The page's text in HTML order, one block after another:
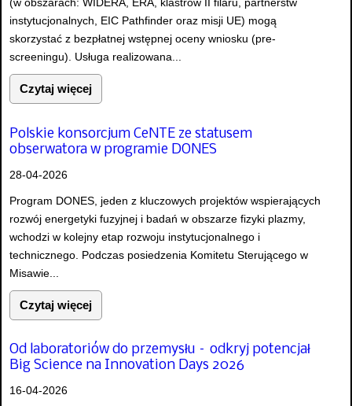
(w obszarach: WIDERA, ERA, klastrów II filaru, partnerstw
instytucjonalnych, EIC Pathfinder oraz misji UE) mogą
skorzystać z bezpłatnej wstępnej oceny wniosku (pre-
screeningu). Usługa realizowana...
Czytaj więcej
Polskie konsorcjum CeNTE ze statusem
obserwatora w programie DONES
28-04-2026
Program DONES, jeden z kluczowych projektów wspierających
rozwój energetyki fuzyjnej i badań w obszarze fizyki plazmy,
wchodzi w kolejny etap rozwoju instytucjonalnego i
technicznego. Podczas posiedzenia Komitetu Sterującego w
Misawie...
Czytaj więcej
Od laboratoriów do przemysłu – odkryj potencjał
Big Science na Innovation Days 2026
16-04-2026